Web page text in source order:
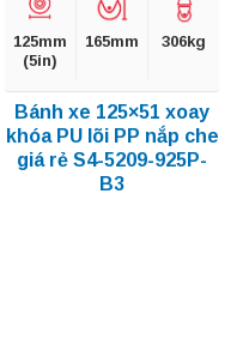
125mm
(5in)
165mm 306kg
Bánh xe 125×51 xoay
khóa PU lõi PP nắp che
giá rẻ S4-5209-925P-
B3